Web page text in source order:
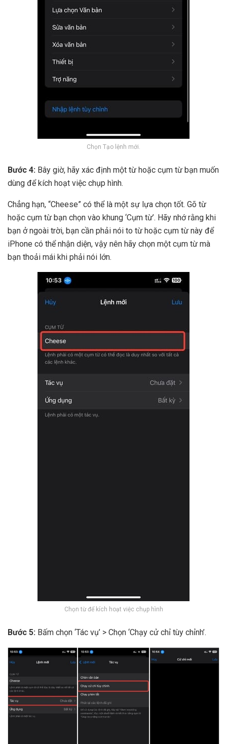
Chọn Tạo lệnh mới.
Bước 4: Bây giờ, hãy xác định một từ hoặc cụm từ bạn muốn
dùng để kích hoạt việc chụp hình.
Chẳng hạn, “Cheese” có thể là một sự lựa chọn tốt. Gõ từ
hoặc cụm từ bạn chọn vào khung ‘Cụm từ’. Hãy nhớ rằng khi
bạn ở ngoài trời, bạn cần phải nói to từ hoặc cụm từ này để
iPhone có thể nhận diện, vậy nên hãy chọn một cụm từ mà
bạn thoải mái khi phải nói lớn.
Chọn từ để kích hoạt việc chụp hình
Bước 5: Bấm chọn ‘Tác vụ’ > Chọn ‘Chạy cử chỉ tùy chỉnh’.